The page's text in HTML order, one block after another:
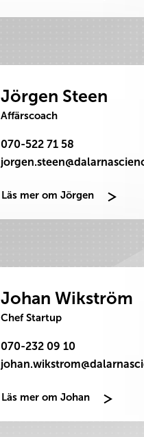
Jörgen Steen
Affärscoach
070-522 71 58
Läs mer om Jörgen
Johan Wikström
Chef Startup
070-232 09 10
Läs mer om Johan